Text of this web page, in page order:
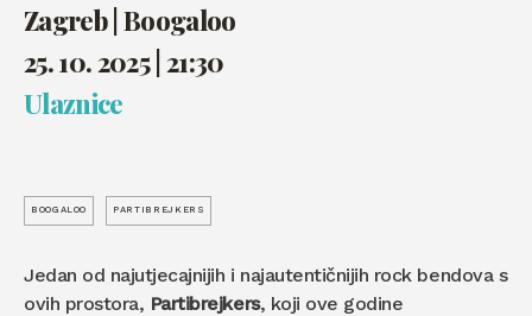
Zagreb | Boogaloo
25. 10. 2025 | 21:30
Ulaznice
BOOGALOO PARTIBREJKERS
Jedan od najutjecajnijih i najautentičnijih rock bendova s
ovih prostora, Partibrejkers, koji ove godine